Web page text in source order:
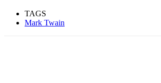
TAGS
Mark Twain